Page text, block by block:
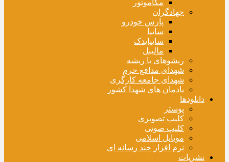
مگاموتور
جهادگران
پارس خودرو
سایپا
سایپایدک
مالیبل
ریشوهای با ریشه
شهدای مدافع حرم
شهدای جامعه کارگری
یادمان های شهدا کشور
دانلودها
پوستر
کلیپ تصویری
کلیپ صوتی
موبایل اسلامی
نرم افزار چند رسانه ای
نشریات